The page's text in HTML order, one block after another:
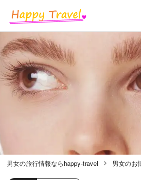
男女の旅行情報ならhappy-travel 男女のお